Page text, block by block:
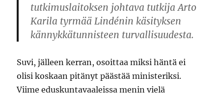
tutkimuslaitoksen johtava tutkija Arto
Karila tyrmää Lindénin käsityksen
kännykkätunnisteen turvallisuudesta.
Suvi, jälleen kerran, osoittaa miksi häntä ei
olisi koskaan pitänyt päästää ministeriksi.
Viime eduskuntavaaleissa menin vielä